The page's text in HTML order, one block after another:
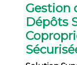
Gestion
Dépôts